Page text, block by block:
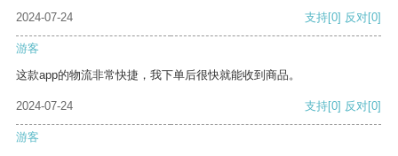
2024-07-24
支持[0] 反对[0]
游客
这款app的物流非常快捷，我下单后很快就能收到商品。
2024-07-24 支持[0] 反对[0]
游客